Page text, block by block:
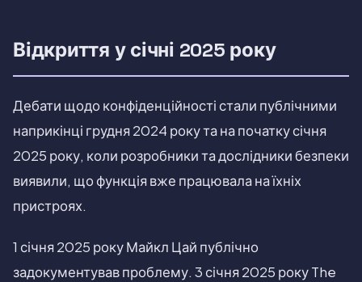
Відкриття у січні 2025 року
Дебати щодо конфіденційності стали публічними
наприкінці грудня 2024 року та на початку січня
2025 року, коли розробники та дослідники безпеки
виявили, що функція вже працювала на їхніх
пристроях.
1 січня 2025 року Майкл Цай публічно
задокументував проблему. 3 січня 2025 року The